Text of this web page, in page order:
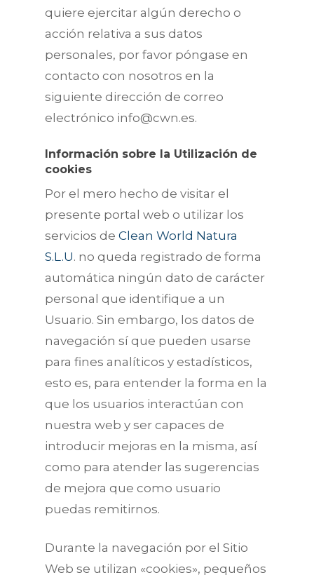
quiere ejercitar algún derecho o
acción relativa a sus datos
personales, por favor póngase en
contacto con nosotros en la
siguiente dirección de correo
electrónico info@cwn.es.
Información sobre la Utilización de
cookies
Por el mero hecho de visitar el
presente portal web o utilizar los
servicios deClean World Natura
S.L.U. no queda registrado de forma
automática ningún dato de carácter
personal que identifique a un
Usuario. Sin embargo, los datos de
navegación sí que pueden usarse
para fines analíticos y estadísticos,
esto es, para entender la forma en la
que los usuarios interactúan con
nuestra web y ser capaces de
introducir mejoras en la misma, así
como para atender las sugerencias
de mejora que como usuario
puedas remitirnos.
Durante la navegación por el Sitio
Web se utilizan «cookies», pequeños